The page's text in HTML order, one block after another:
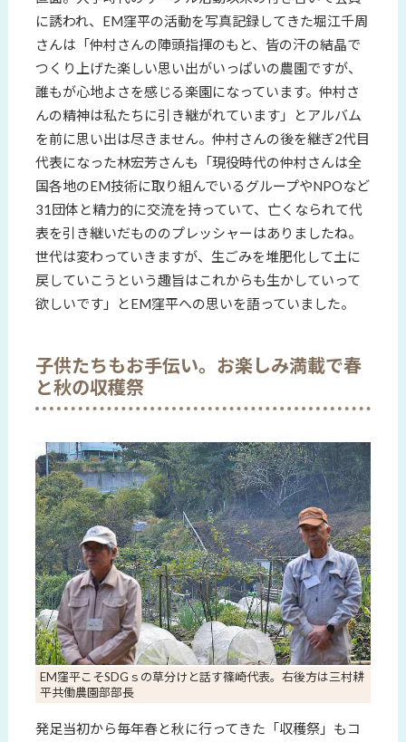
に誘われ、EM窪平の活動を写真記録してきた堀江千周
さんは「仲村さんの陣頭指揮のもと、皆の汗の結晶で
つくり上げた楽しい思い出がいっぱいの農園ですが、
誰もが心地よさを感じる楽園になっています。仲村さ
んの精神は私たちに引き継がれています」とアルバム
を前に思い出は尽きません。仲村さんの後を継ぎ2代目
代表になった林宏芳さんも「現役時代の仲村さんは全
国各地のEM技術に取り組んでいるグループやNPOなど
31団体と精力的に交流を持っていて、亡くなられて代
表を引き継いだもののプレッシャーはありましたね。
世代は変わっていきますが、生ごみを堆肥化して土に
戻していこうという趣旨はこれからも生かしていって
欲しいです」とEM窪平への思いを語っていました。
子供たちもお手伝い。お楽しみ満載で春
と秋の収穫祭
EM窪平こそSDGｓの草分けと話す篠崎代表。右後方は三村耕
平共働農園部部長
発足当初から毎年春と秋に行ってきた「収穫祭」もコ